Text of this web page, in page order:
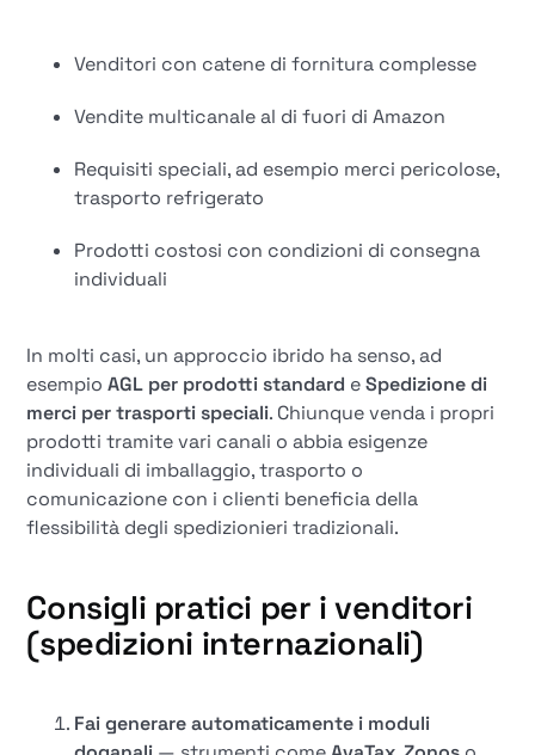
Venditori con catene di fornitura complesse
Vendite multicanale al di fuori di Amazon
Requisiti speciali, ad esempio merci pericolose,
trasporto refrigerato
Prodotti costosi con condizioni di consegna
individuali
In molti casi, un approccio ibrido ha senso, ad
esempioAGL per prodotti standard eSpedizione di
merci per trasporti speciali. Chiunque venda i propri
prodotti tramite vari canali o abbia esigenze
individuali di imballaggio, trasporto o
comunicazione con i clienti beneficia della
flessibilità degli spedizionieri tradizionali.
Consigli pratici per i venditori
(spedizioni internazionali)
Fai generare automaticamente i moduli